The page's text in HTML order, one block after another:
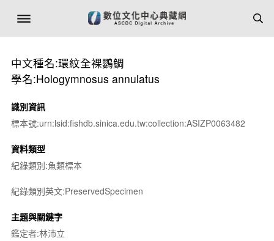
中文種名:環紋全裸鸚鯛
學名:Hologymnosus annulatus
識別資訊
標本號:urn:lsid:fishdb.sinica.edu.tw:collection:ASIZP0063482
資料類型
紀錄類別:魚類標本
紀錄類別英文:PreservedSpecimen
主題與關鍵字
鑑定者:林沛立